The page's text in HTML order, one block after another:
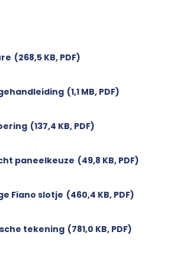
(268,5 KB, PDF)
(1,1 MB, PDF)
(137,4 KB, PDF)
paneelkeuze (49,8 KB, PDF)
Fiano slotje (460,4 KB, PDF)
tekening (781,0 KB, PDF)